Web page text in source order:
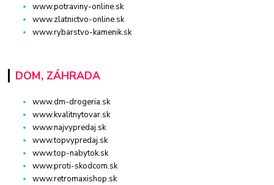
www.potraviny-online.sk
www.zlatnictvo-online.sk
www.rybarstvo-kamenik.sk
DOM, ZÁHRADA
www.dm-drogeria.sk
www.kvalitnytovar.sk
www.najvypredaj.sk
www.topvypredaj.sk
www.top-nabytok.sk
www.proti-skodcom.sk
www.retromaxishop.sk